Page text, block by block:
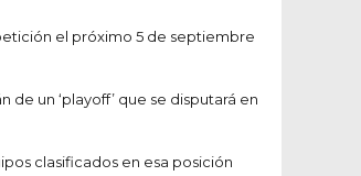
el próximo 5 de septiembre
un ‘playoff’ que se disputará en
clasificados en esa posición